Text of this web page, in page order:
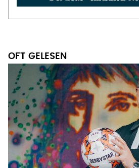
OFT GELESEN